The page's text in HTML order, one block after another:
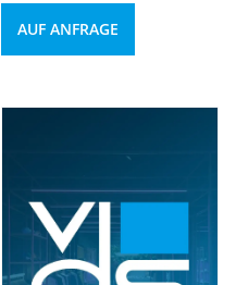
AUF ANFRAGE